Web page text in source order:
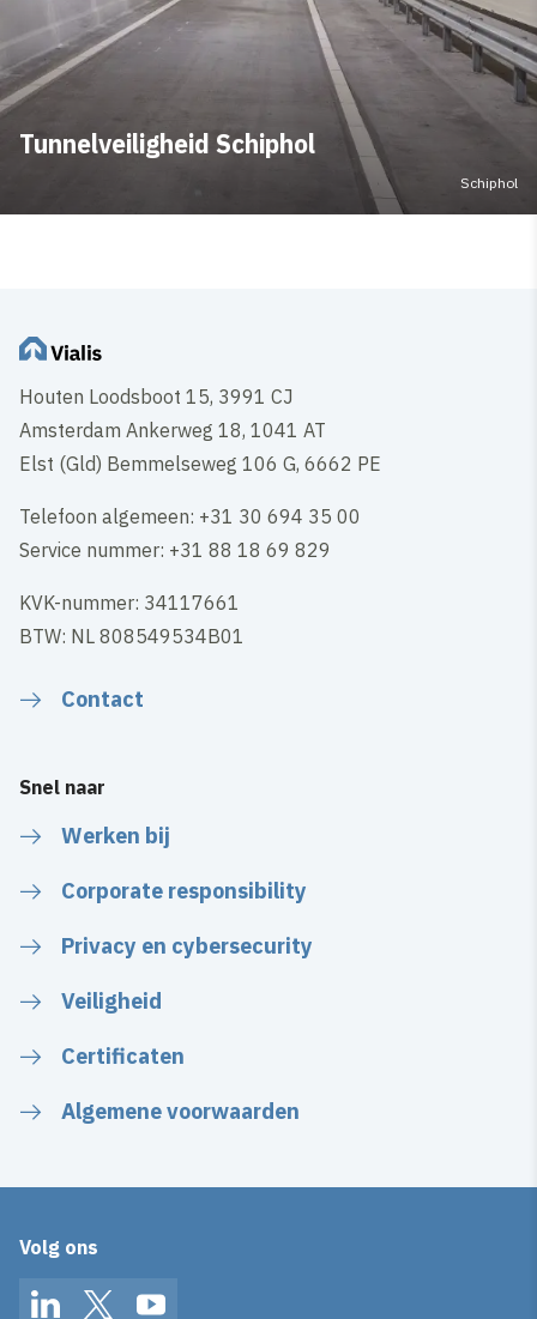
Tunnelveiligheid Schiphol
Schiphol
Houten Loodsboot 15, 3991 CJ
Amsterdam Ankerweg 18, 1041 AT
Elst (Gld) Bemmelseweg 106 G, 6662 PE
Telefoon algemeen: +31 30 694 35 00
Service nummer: +31 88 18 69 829
KVK-nummer: 34117661
BTW: NL 808549534B01
Contact
Snel naar
Werken bij
Corporate responsibility
Privacy en cybersecurity
Veiligheid
Certificaten
Algemene voorwaarden
Volg ons